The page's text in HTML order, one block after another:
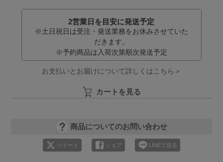
2営業日を目安に発送予定
※土日祝日は受注・発送業務をお休みさせていた
だきます。
※予約商品は入荷次第順次発送予定
お支払いとお届けについて詳しくはこちら＞
カートを見る
商品についてのお問い合わせ
ツイート シェア LINEで送る